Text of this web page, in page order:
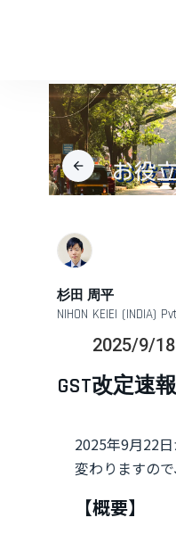
arrow_back お役
杉田 周平
NIHON KEIEI (INDIA)
2025/9/18
GST改定速
2025年9月22
変わりますので
【概要】